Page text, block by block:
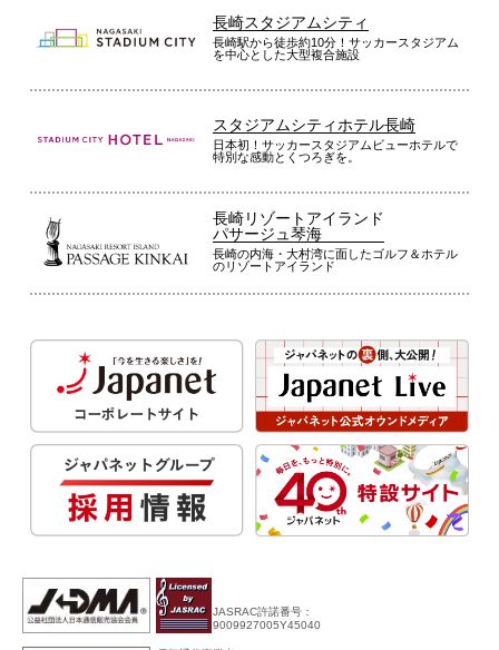
長崎スタジアムシティ
長崎駅から徒歩約10分！サッカースタジアム
を中心とした大型複合施設
スタジアムシティホテル長崎
日本初！サッカースタジアムビューホテルで
特別な感動とくつろぎを。
長崎リゾートアイランド
パサージュ琴海
長崎の内海・大村湾に面したゴルフ＆ホテル
のリゾートアイランド
JASRAC許諾番号：
9009927005Y45040